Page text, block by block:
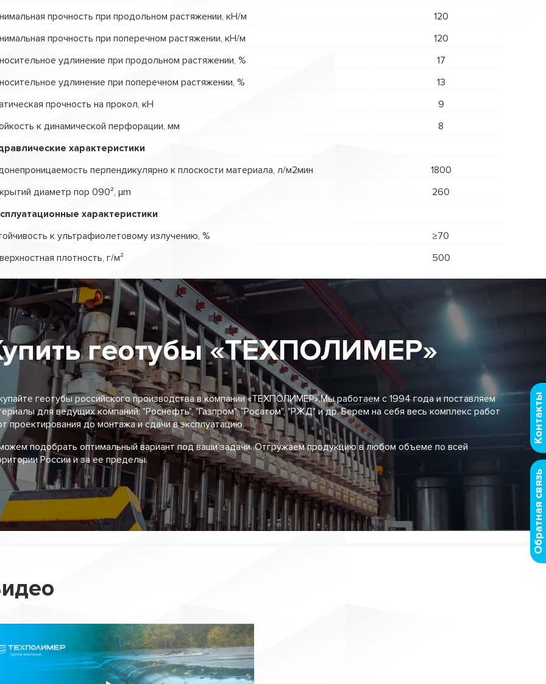
прочность при продольном растяжении, кН/м
120
прочность при поперечном растяжении, кН/м
120
удлинение при продольном растяжении, %
17
удлинение при поперечном растяжении, %
13
прочность на прокол, кН
9
к динамической перфорации, мм
8
характеристики
перпендикулярно к плоскости материала, л/м2мин
1800
диаметр пор 090², µm
260
характеристики
к ультрафиолетовому излучению, %
≥70
плотность, г/м²
500
геотубы «ТЕХПОЛИМЕР»
геотубы российского производства в компании «ТЕХПОЛИМЕР».Мы работаем с 1994 года и поставляем
для ведущих компаний: "Роснефть", "Газпром", "Росатом", "РЖД" и др. Берем на себя весь комплекс работ
проектирования до монтажа и сдачи в эксплуатацию.
подобрать оптимальный вариант под ваши задачи. Отгружаем продукцию в любом объеме по всей
России и за ее пределы.
Обратная связь
Контакты